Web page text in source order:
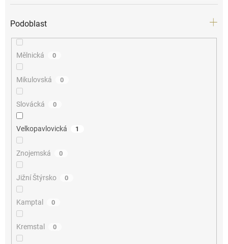
Podoblast
Mělnická 0
Mikulovská 0
Slovácká 0
Velkopavlovická 1
Znojemská 0
Jižní Štýrsko 0
Kamptal 0
Kremstal 0